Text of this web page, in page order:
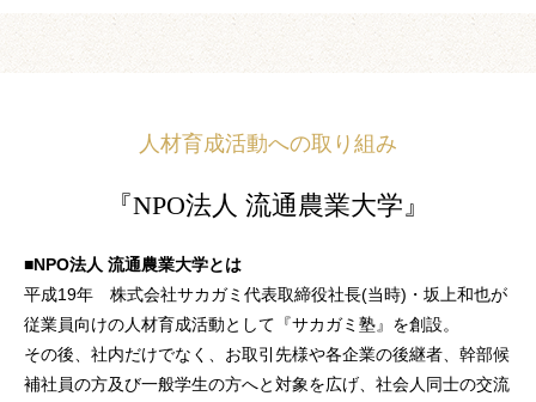
人材育成活動への取り組み
『NPO法人 流通農業大学』
■NPO法人 流通農業大学とは
平成19年 株式会社サカガミ代表取締役社長(当時)・坂上和也が
従業員向けの人材育成活動として『サカガミ塾』を創設。
その後、社内だけでなく、お取引先様や各企業の後継者、幹部候
補社員の方及び一般学生の方へと対象を広げ、社会人同士の交流